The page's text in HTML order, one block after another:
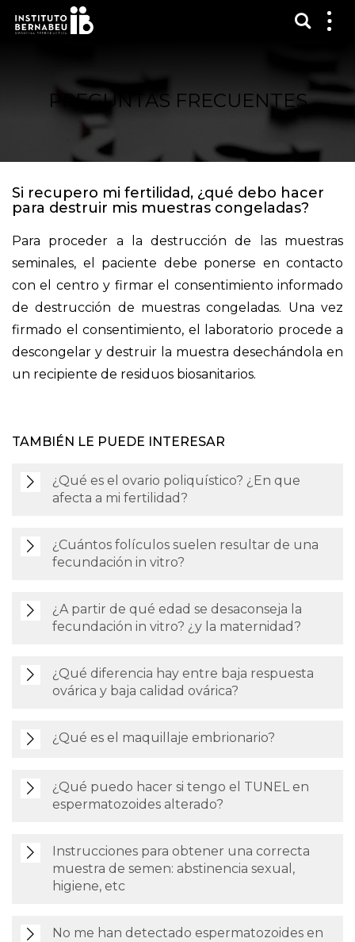
PREGUNTAS FRECUENTES
Si recupero mi fertilidad, ¿qué debo hacer
para destruir mis muestras congeladas?
Para proceder a la destrucción de las muestras
seminales, el paciente debe ponerse en contacto
con el centro y firmar el consentimiento informado
de destrucción de muestras congeladas. Una vez
firmado el consentimiento, el laboratorio procede a
descongelar y destruir la muestra desechándola en
un recipiente de residuos biosanitarios.
TAMBIÉN LE PUEDE INTERESAR
¿Qué es el ovario poliquístico? ¿En que
afecta a mi fertilidad?
¿Cuántos folículos suelen resultar de una
fecundación in vitro?
¿A partir de qué edad se desaconseja la
fecundación in vitro? ¿y la maternidad?
¿Qué diferencia hay entre baja respuesta
ovárica y baja calidad ovárica?
¿Qué es el maquillaje embrionario?
¿Qué puedo hacer si tengo el TUNEL en
espermatozoides alterado?
Instrucciones para obtener una correcta
muestra de semen: abstinencia sexual,
higiene, etc
No me han detectado espermatozoides en